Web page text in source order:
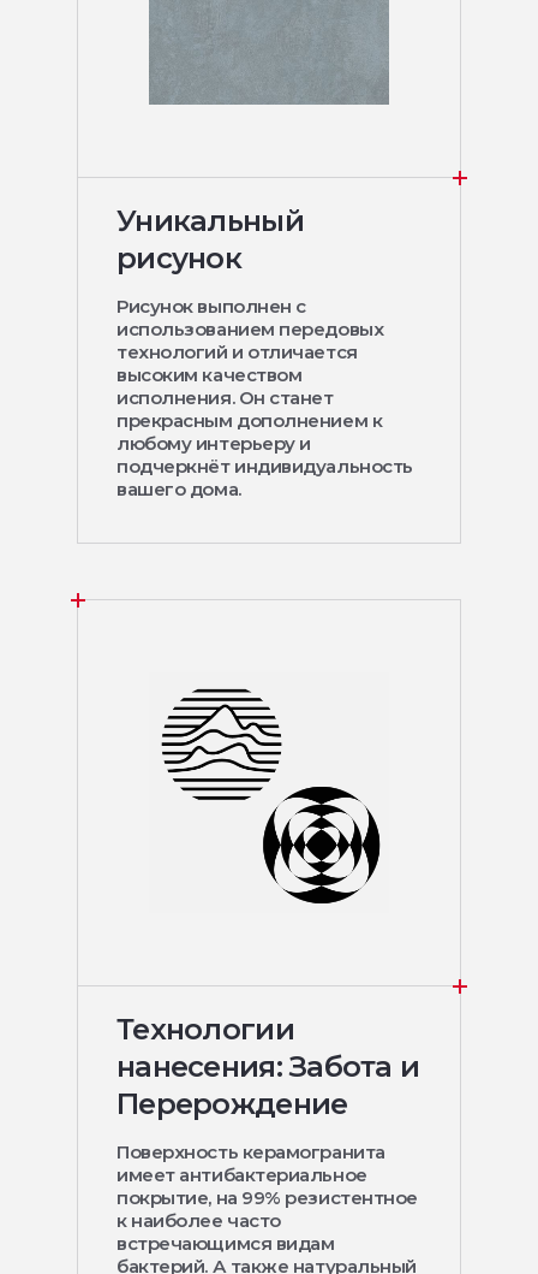
Уникальный
рисунок
Рисунок выполнен с
использованием передовых
технологий и отличается
высоким качеством
исполнения. Он станет
прекрасным дополнением к
любому интерьеру и
подчеркнёт индивидуальность
вашего дома.
Технологии
нанесения: Забота и
Перерождение
Поверхность керамогранита
имеет антибактериальное
покрытие, на 99% резистентное
к наиболее часто
встречающимся видам
бактерий. А также натуральный